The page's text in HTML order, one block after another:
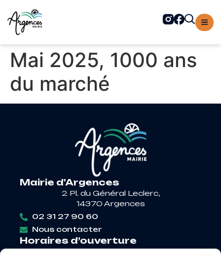
principal
Mai 2025, 1000 ans
du marché
Mairie d'Argences
2 Pl. du Général Leclerc,
14370 Argences
02 31 27 90 60
Nous contacter
Horaires d’ouverture